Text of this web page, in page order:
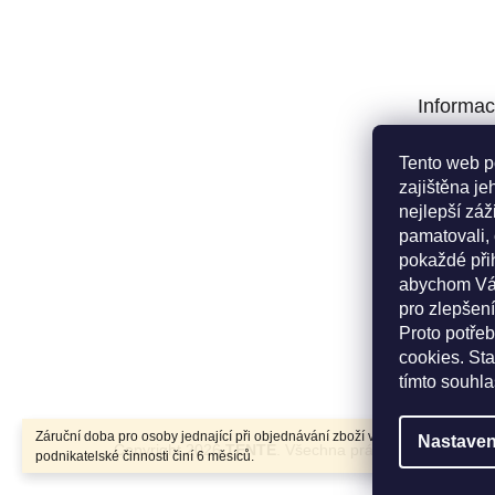
Tento web
zajištěna
nejlepší
pamatovali,
pokaždé
abychom
pro
Proto
cookies.
tímto
Záruční doba pro osoby jednající při objednávání zboží v rámci své
podnikatelské činnosti činí 6 měsíců.
Obchodní
Podmínky
údajů
Kritéria
Doprava a
Cookies
Novinky
Copyright 2026TENTE . Všechna práva vyhrazena.